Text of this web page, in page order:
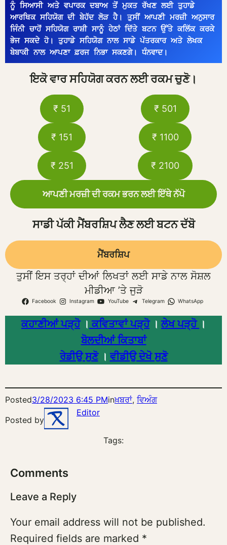
ਨੂੰ ਸਿਆਸੀ ਅਤੇ ਵਪਾਰਕ ਦਬਾਅ ਤੋਂ ਮੁਕਤ ਰੱਖਣ ਲਈ ਤੁਹਾਡੇ
ਆਰਥਿਕ ਸਹਿਯੋਗ ਦੀ ਬੇਹੱਦ ਲੋੜ ਹੈ। ਤੁਸੀਂ ਆਪਣੀ ਮਰਜ਼ੀ ਅਨੁਸਾਰ
ਜਿੰਨੀ ਚਾਹੋਂ ਸਹਿਯੋਗ ਰਾਸ਼ੀ ਸਾਨੂੰ ਹੇਠਾਂ ਦਿੱਤੇ ਬਟਨ ਉੱਤੇ ਕਲਿੱਕ ਕਰਕੇ
ਭੇਜ ਸਕਦੇ ਹੋ। ਤੁਹਾਡੇ ਸਹਿਯੋਗ ਨਾਲ ਸਾਡੇ ਪੱਤਰਕਾਰ ਅਤੇ ਲੇਖਕ
ਬੇਬਾਕੀ ਨਾਲ ਆਪਣਾ ਫ਼ਰਜ ਨਿਭਾ ਸਕਣਗੇ। ਧੰਨਵਾਦ।
ਇਕੋ ਵਾਰ ਸਹਿਯੋਗ ਕਰਨ ਲਈ ਰਕਮ ਚੁਣੋ।
₹ 51
₹ 151
₹ 251
₹ 501
₹ 1100
₹ 2100
ਆਪਣੀ ਮਰਜ਼ੀ ਦੀ ਰਕਮ ਭਰਨ ਲਈ ਇੱਥੇ ਨੱਪੋ
ਸਾਡੀ ਪੱਕੀ ਮੈਂਬਰਸ਼ਿਪ ਲੈਣ ਲਈ ਬਟਨ ਦੱਬੋ
ਮੈਂਬਰਸ਼ਿਪ
ਤੁਸੀਂ ਇਸ ਤਰ੍ਹਾਂ ਦੀਆਂ ਲਿਖਤਾਂ ਲਈ ਸਾਡੇ ਨਾਲ ਸੋਸ਼ਲ
ਮੀਡੀਆ ’ਤੇ ਜੁੜੋ
Facebook Instagram YouTube Telegram WhatsApp
ਕਹਾਣੀਆਂ ਪੜ੍ਹੋ। ਕਵਿਤਾਵਾਂ ਪੜ੍ਹੋ।ਲੇਖ ਪੜ੍ਹੋ ।
ਬੋਲਦੀਆਂ ਕਿਤਾਬਾਂ
ਰੇਡੀਉ ਸੁਣੋ। ਵੀਡੀਉ ਦੇਖੋ ਸੁਣੋ
Posted3/28/2023 6:45 PMinਖ਼ਬਰਾਂ, ਵਿਅੰਗ
Posted by
Editor
Tags:
Comments
Leave a Reply
Your email address will not be published.
Required fields are marked *